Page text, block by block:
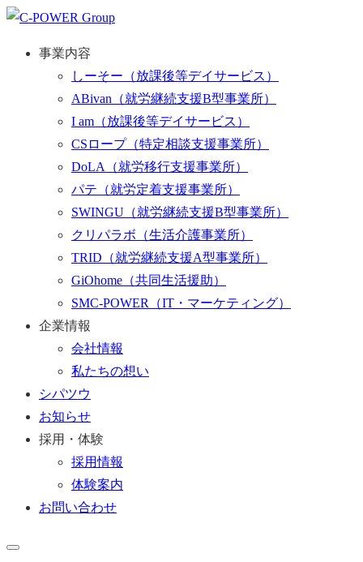
事業内容
しーそー （放課後等デイサービス）
ABivan （就労継続支援B型事業所）
I am （放課後等デイサービス）
CSロープ（特定相談支援事業所）
DoLA
（就労移行支援事業所）
パテ （就労定着支援事業所）
SWINGU （就労継続支援B型事業所）
クリパラボ （生活介護事業所）
TRID （就労継続支援A型事業所）
GiOhome （共同生活援助）
SMC-POWER
（IT・マーケティング）
企業情報
会社情報
私たちの想い
シパツウ
お知らせ
採用・体験
採用情報
体験案内
お問い合わせ